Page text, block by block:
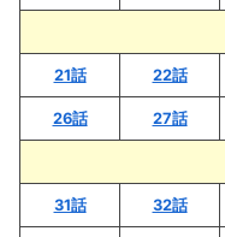
「ウマ娘スター
新情報！シュガ
め
ウマ娘スターブ
21話 22話
26話 27話
31話 32話